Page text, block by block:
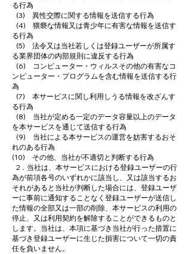
る行為
(3) 異性交際に関する情報を送信する行為
(4) 猥褻な情報又は青少年に有害な情報を送信す
る行為
(5) 法令又は当社若しくは登録ユーザーが所属す
る業界団体の内部規則に違反する行為
(6) コンピューター・ウィルスその他の有害なコ
ンピューター・プログラムを含む情報を送信する行
為
(7) 本サービスに関し利用しうる情報を改ざんす
る行為
(8) 当社が定める一定のデータ容量以上のデータ
を本サービスを通じて送信する行為
(9) 当社による本サービスの運営を妨害するおそ
れのある行為
(10) その他、当社が不適切と判断する行為
2．当社は、本サービスにおける登録ユーザーの行
為が前項各号のいずれかに該当し、又は該当するお
それがあると当社が判断した場合には、登録ユーザ
ーに事前に通知することなく登録ユーザーが送信し
た情報の全部又は一部の削除、本サービスの利用の
停止、又は利用契約を解除することができるものと
します。当社は、本項に基づき当社が行った措置に
基づき登録ユーザーに生じた損害について一切の責
任を負いません。